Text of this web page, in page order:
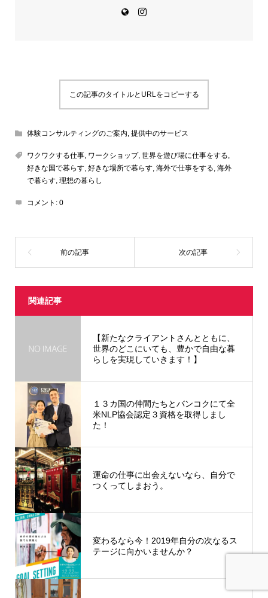
この記事のタイトルとURLをコピーする
体験コンサルティングのご案内, 提供中のサービス
ワクワクする仕事, ワークショップ, 世界を遊び場に仕事をする,
好きな国で暮らす, 好きな場所で暮らす, 海外で仕事をする, 海外
で暮らす, 理想の暮らし
コメント: 0
関連記事
【新たなクライアントさんとともに、
世界のどこにいても、豊かで自由な暮
らしを実現していきます！】
１３カ国の仲間たちとバンコクにて全
米NLP協会認定３資格を取得しまし
た！
運命の仕事に出会えないなら、自分で
つくってしまおう。
変わるなら今！2019年自分の次なるス
テージに向かいませんか？